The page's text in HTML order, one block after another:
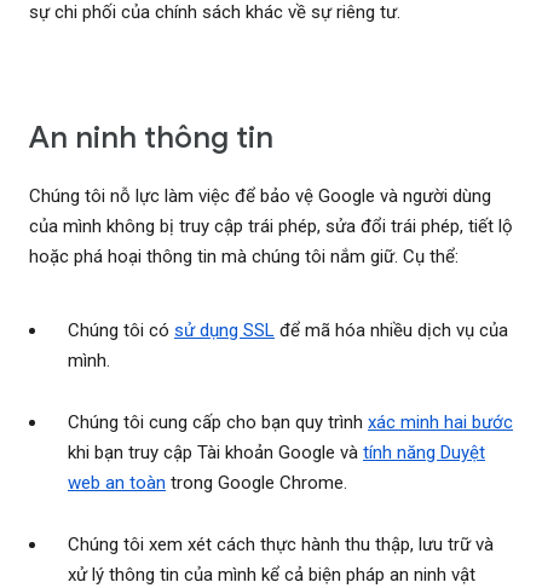
sự chi phối của chính sách khác về sự riêng tư.
An ninh thông tin
Chúng tôi nỗ lực làm việc để bảo vệ Google và người dùng
của mình không bị truy cập trái phép, sửa đổi trái phép, tiết lộ
hoặc phá hoại thông tin mà chúng tôi nắm giữ. Cụ thể:
Chúng tôi có sử dụng SSL để mã hóa nhiều dịch vụ của
mình.
Chúng tôi cung cấp cho bạn quy trình xác minh hai bước
khi bạn truy cập Tài khoản Google và tính năng Duyệt
web an toàn trong Google Chrome.
Chúng tôi xem xét cách thực hành thu thập, lưu trữ và
xử lý thông tin của mình kể cả biện pháp an ninh vật